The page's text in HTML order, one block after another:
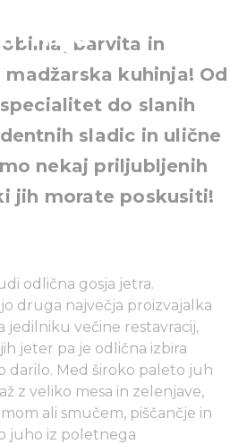
barvita in
madžarska kuhinja! Od
do slanih
sladic in ulične
nekaj priljubljenih
jih morate poskusiti!
odlična gosja jetra.
druga največja proizvajalka
jedilniku večine restavracij,
jeter pa je odlična izbira
darilo. Med široko paleto juh
z veliko mesa in zelenjave,
ali smučem, piščančje in
juho iz poletnega